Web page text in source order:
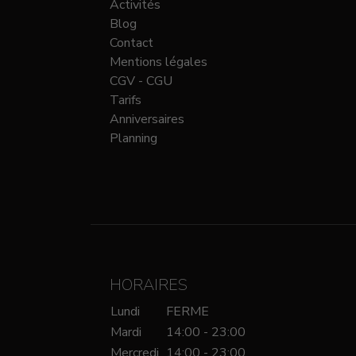
Activités
Blog
Contact
Mentions légales
CGV - CGU
Tarifs
Anniversaires
Planning
HORAIRES
Lundi
FERME
Mardi
14:00 - 23:00